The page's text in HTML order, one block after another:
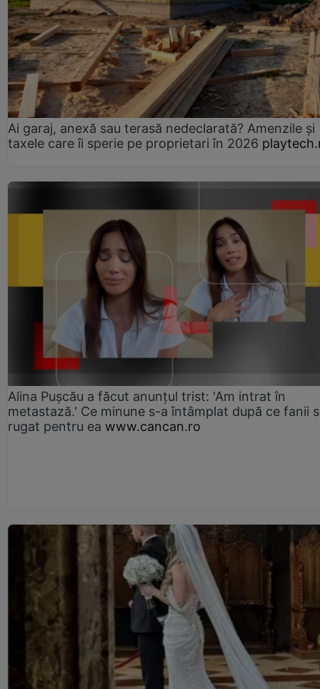
Ai garaj, anexă sau terasă nedeclarată? Amenzile și
taxele care îi sperie pe proprietari în 2026
Alina Pușcău a făcut anunțul trist: 'Am intrat în
metastază.' Ce minune s-a întâmplat după ce fanii
rugat pentru ea www.cancan.ro